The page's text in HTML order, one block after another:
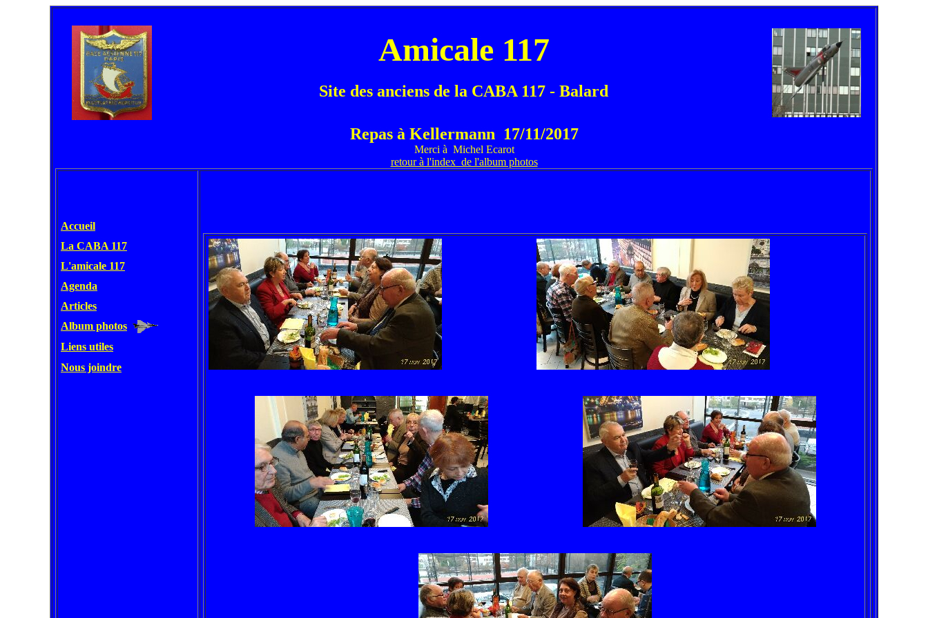
Amicale 117
Site des anciens de la CABA 117 - Balard
Repas à Kellermann 17/11/2017
Merci à Michel Ecarot
retour à l'index de l'album photos
Accueil
La CABA 117
L'amicale 117
Agenda
Articles
Album photos
Liens utiles
Nous joindre